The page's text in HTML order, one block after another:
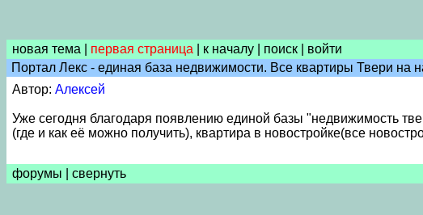
новая тема первая страница к началу поиск войти
Портал Лекс - единая база недвижимости. Все квартиры Твери на
Автор: Алексей
Уже сегодня благодаря появлению единой базы "недвижимость
(где и как её можно получить), квартира в новостройке(все
форумы свернуть